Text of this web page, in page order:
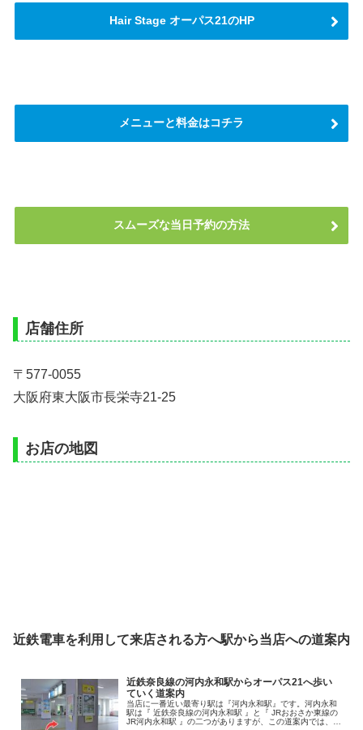
Hair Stage オーパス21のHP
メニューと料金はコチラ
スムーズな当日予約の方法
店舗住所
〒577-0055
大阪府東大阪市長栄寺21-25
お店の地図
近鉄電車を利用して来店される方へ駅から当店への道案内
近鉄奈良線の河内永和駅からオーパス21へ歩い
ていく道案内
当店に一番近い最寄り駅は『河内永和駅』です。河内永和
駅は『 近鉄奈良線の河内永和駅 』と『 JRおおさか東線の
JR河内永和駅 』の二つがありますが、この道案内では、近